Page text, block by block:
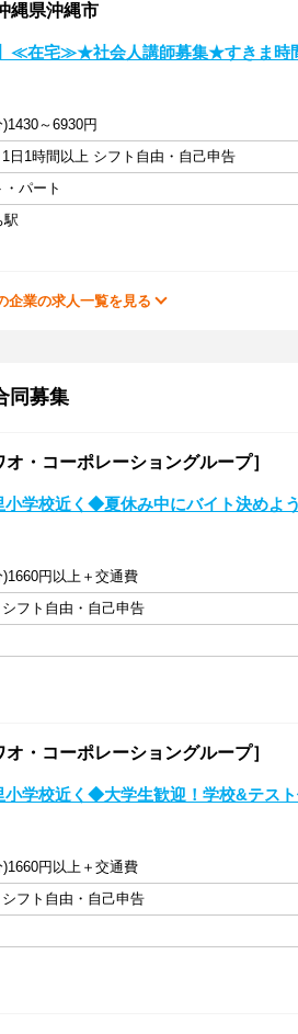
縄県沖縄市
】≪在宅≫★社会人講師募集★すきま時
～6930円
日1時間以上 シフト自由・自己申告
パート
駅
企業の求人一覧を見る
同募集
コーポレーショングループ］
小学校近く◆夏休み中にバイト決めよ
)1660円以上＋交通費
フト自由・自己申告
コーポレーショングループ］
小学校近く◆大学生歓迎！学校&テス
)1660円以上＋交通費
フト自由・自己申告